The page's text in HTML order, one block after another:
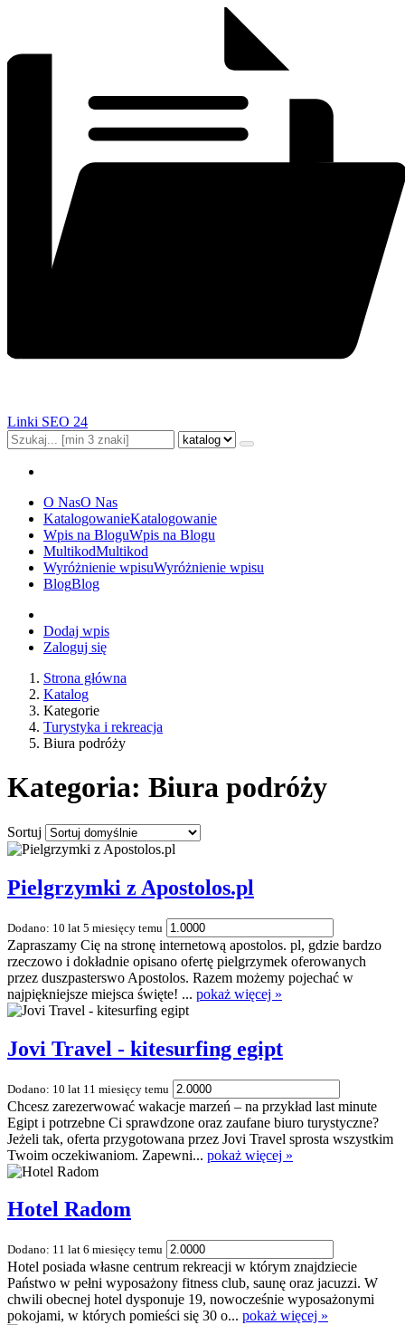
Linki SEO 24
O NasO Nas
KatalogowanieKatalogowanie
Wpis na BloguWpis na Blogu
MultikodMultikod
Wyróżnienie wpisuWyróżnienie wpisu
BlogBlog
Dodaj wpis
Zaloguj się
Strona główna
Katalog
Kategorie
Turystyka i rekreacja
Biura podróży
Kategoria: Biura podróży
Sortuj
Pielgrzymki z Apostolos.pl
Dodano: 10 lat 5 miesięcy temu
Zapraszamy Cię na stronę internetową apostolos. pl, gdzie bardzo
rzeczowo i dokładnie opisano ofertę pielgrzymek oferowanych
przez duszpasterswo Apostolos. Razem możemy pojechać w
najpiękniejsze miejsca święte! ... pokaż więcej »
Jovi Travel - kitesurfing egipt
Dodano: 10 lat 11 miesięcy temu
Chcesz zarezerwować wakacje marzeń – na przykład last minute
Egipt i potrzebne Ci sprawdzone oraz zaufane biuro turystyczne?
Jeżeli tak, oferta przygotowana przez Jovi Travel sprosta wszystkim
Twoim oczekiwaniom. Zapewni... pokaż więcej »
Hotel Radom
Dodano: 11 lat 6 miesięcy temu
Hotel posiada własne centrum rekreacji w którym znajdziecie
Państwo w pełni wyposażony fitness club, saunę oraz jacuzzi. W
chwili obecnej hotel dysponuje 19, nowocześnie wyposażonymi
pokojami, w których pomieści się 30 o... pokaż więcej »